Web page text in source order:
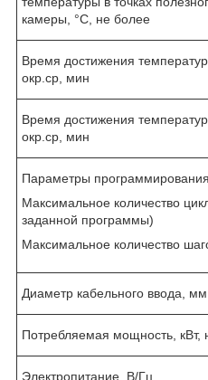
камеры, °С, не более
Время достижения
окр.ср, мин
Время достижения
окр.ср, мин
Параметры
Максимальное количество
заданной программы)
Максимальное количество
Диаметр кабельного ввода, мм
Потребляемая мощность, кВт,
Электропитание, В/Гц